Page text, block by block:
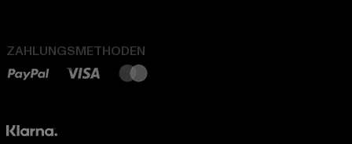
ZAHLUNGSMETHODEN